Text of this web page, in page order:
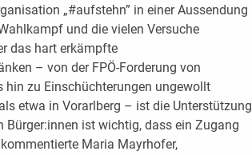
„#aufstehn” in einer Aussendung
und die vielen Versuche
das hart erkämpfte
– von der FPÖ-Forderung von
zu Einschüchterungen ungewollt
etwa in Vorarlberg – ist die Unterstützung
Bürger:innen ist wichtig, dass ein Zugang
Maria Mayrhofer,